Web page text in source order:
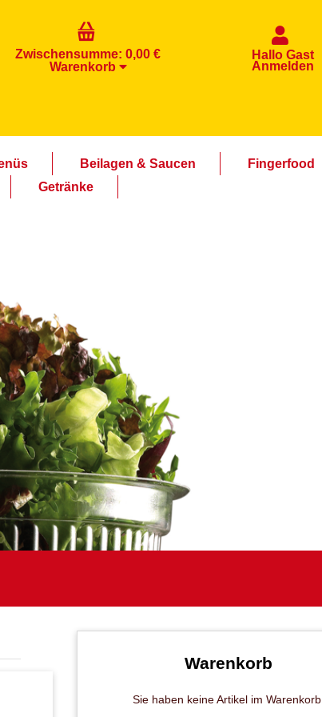
Zwischensumme: 0,00 €
Warenkorb
Hallo Gast
Anmelden
Beilagen & Saucen
Fingerfood
Getränke
Warenkorb
Sie haben keine Artikel im Warenkorb.